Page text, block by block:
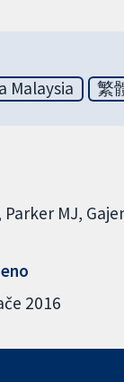
Malaysia 繁
Parker MJ
2016